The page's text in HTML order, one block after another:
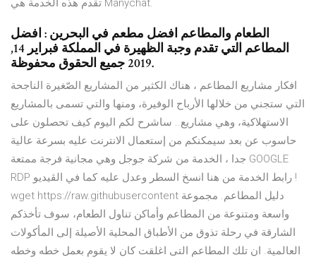
تقدم هذه الخدمة هي Manychat.
الطعام والمطاعم افضل مطعم في البحرين : افضل
المطاعم التي تقدم وجبة الظهيرة في المملكة فبراير 14,
2019 جميع الحقوق محفوظة.
افكار مشاريع المطاعم ، هناك الكثير من المشاريع الصّغيرة الناجحة
التي ستجني من خلالها الأرباح الوفيرة، ومنها والتي تسمى بالمشاريع
الاستهلاكية، وهي مشاريع.. ساشرح لكم اليوم كيف تحصلون على
حاسوب عن بعد سيمكنكم من إستعمال الانترنت عليه بسرعة عالية
جدا ، الخدمة من شركة جوجل وهي مجانية فرجة ممتعة GOOGLE
RDP رابط الخدمة من هنا انسخ السطر وعدل عليه كما في الڤيديو !
wget https://raw.githubusercontent دليل المطاعم. مجموعة
واسعة ومتنوعة من المطاعم وأماكن تناول الطعام، سوف تأخذكم
الشارقة في رحلة تذوق من الأطباق المحلية الأصيلة إلى المأكولات
العالمية. ان تلك المطاعم التى اغلقت كان لا يقوم بعمل خطه وخطه